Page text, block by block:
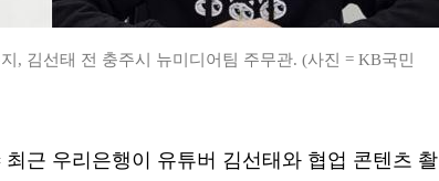
, 김선태 전 충주시 뉴미디어팀 주무관. (사진 = KB국민
근 우리은행이 유튜버 김선태와 협업 콘텐츠 촬